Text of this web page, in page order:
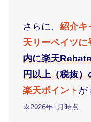
さらに、紹介キ
天リーベイツに
内に楽天
円以上（税抜）
楽天ポイントが
※2026年1月時点